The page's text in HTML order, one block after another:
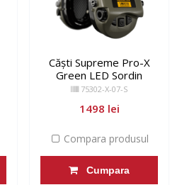
Căști Supreme Pro-X
Green LED Sordin
75302-X-07-S
1498 lei
Compara produsul
Cumpara